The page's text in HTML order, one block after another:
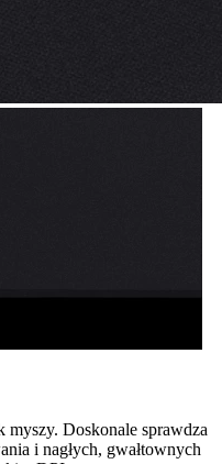
Doskonale sprawdza
i nagłych, gwałtownych